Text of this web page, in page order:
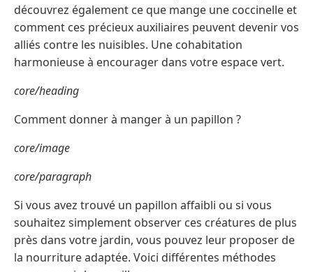
découvrez également ce que mange une coccinelle et
comment ces précieux auxiliaires peuvent devenir vos
alliés contre les nuisibles. Une cohabitation
harmonieuse à encourager dans votre espace vert.
core/heading
Comment donner à manger à un papillon ?
core/image
core/paragraph
Si vous avez trouvé un papillon affaibli ou si vous
souhaitez simplement observer ces créatures de plus
près dans votre jardin, vous pouvez leur proposer de
la nourriture adaptée. Voici différentes méthodes